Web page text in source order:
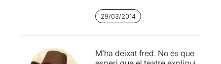
realitza el curiós experiment
de reflectir trets psicològics
dels personatges a través
poden ser el vestuari, la
29/03/2014
M’ha deixat fred. No és que